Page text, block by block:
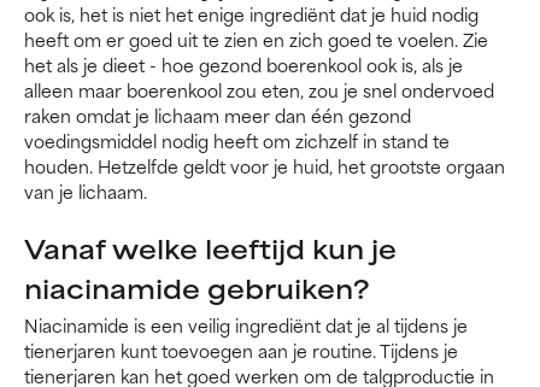
ook is, het is niet het enige ingrediënt dat je huid nodig
heeft om er goed uit te zien en zich goed te voelen. Zie
het als je dieet - hoe gezond boerenkool ook is, als je
alleen maar boerenkool zou eten, zou je snel ondervoed
raken omdat je lichaam meer dan één gezond
voedingsmiddel nodig heeft om zichzelf in stand te
houden. Hetzelfde geldt voor je huid, het grootste orgaan
van je lichaam.
Vanaf welke leeftijd kun je
niacinamide gebruiken?
Niacinamide is een veilig ingrediënt dat je al tijdens je
tienerjaren kunt toevoegen aan je routine. Tijdens je
tienerjaren kan het goed werken om de talgproductie in